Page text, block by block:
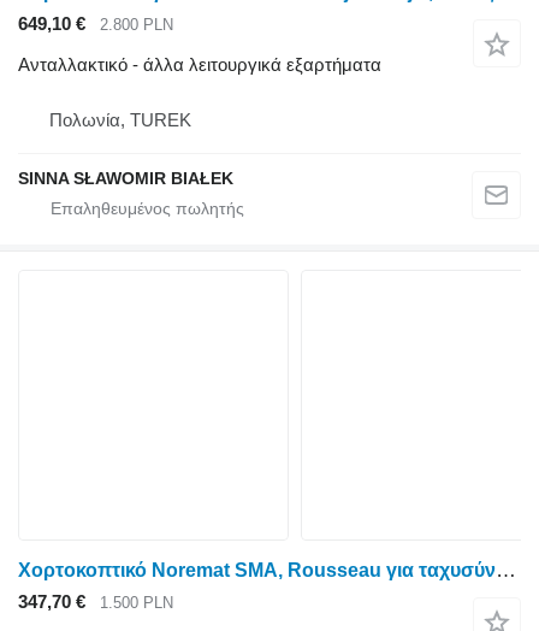
649,10 € 2.800 PLN
Ανταλλακτικό - άλλα λειτουργικά εξαρτήματα
Πολωνία, TUREK
SINNA SŁAWOMIR BIAŁEK
Χορτοκοπτικό Noremat SMA, Rousseau για ταχυσύνδεσμος Εξάρτημα για χλοοκοπτικό με καταστροφέα σε βραχίονα, προσαρμογή στο πλαίσιο του RA
347,70 € 1.500 PLN